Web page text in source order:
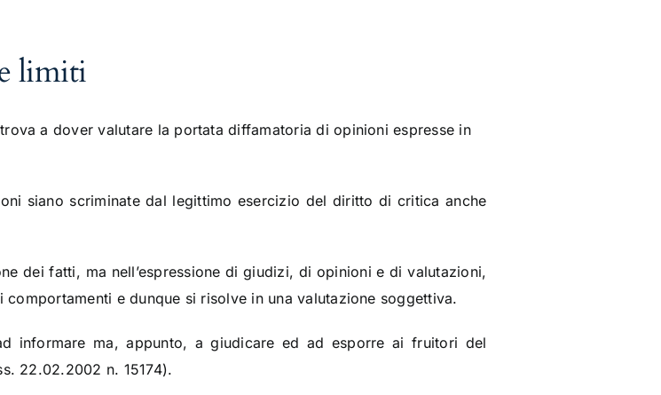
limiti
a dover valutare la portata diffamatoria di opinioni espresse in
siano scriminate dal legittimo esercizio del diritto di critica anche
dei fatti, ma nell’espressione di giudizi, di opinioni e di valutazioni,
e dunque si risolve in una valutazione soggettiva.
informare ma, appunto, a giudicare ed ad esporre ai fruitori del
22.02.2002 n. 15174).